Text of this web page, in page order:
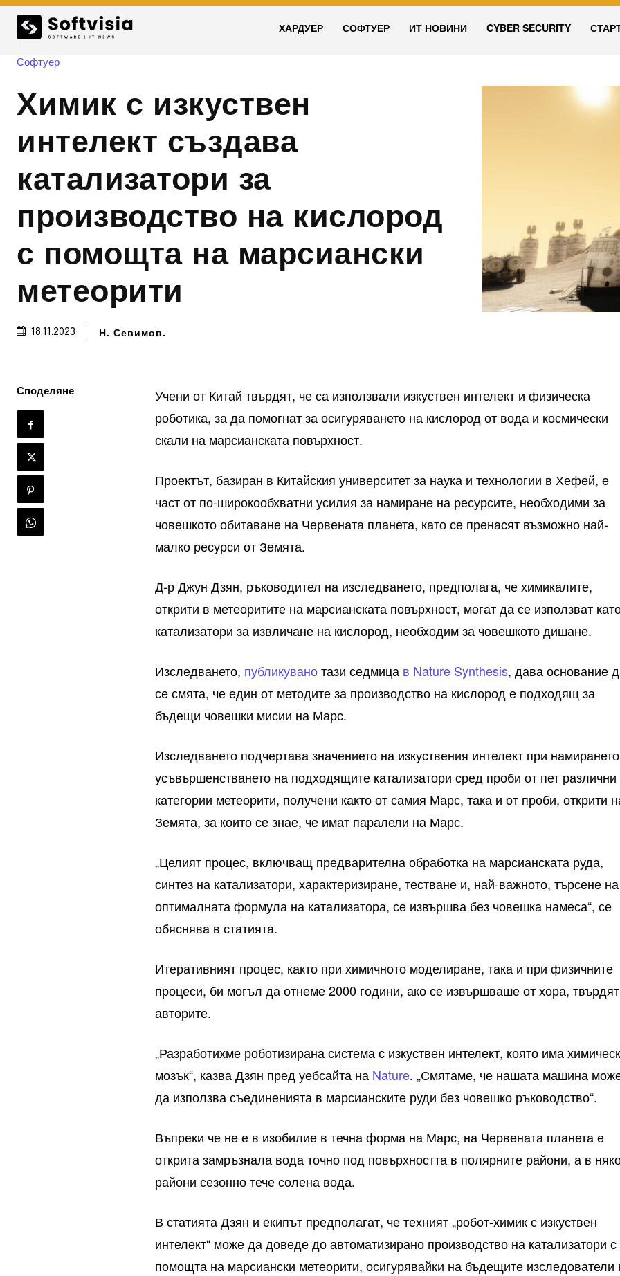
ХАРДУЕР СОФТУЕР ИТ НОВИНИ CYBER SECURITY
Софтуер
Химик с изкуствен
интелект създава
катализатори за
производство на кислород
с помощта на марсиански
метеорити
18.11.2023 Н. Севимов.
Споделяне
Учени от Китай твърдят, че са използвали изкуствен интелект и физическа
роботика, за да помогнат за осигуряването на кислород от вода и космически
скали на марсианската повърхност.
Проектът, базиран в Китайския университет за наука и технологии в Хефей, е
част от по-широкообхватни усилия за намиране на ресурсите, необходими за
човешкото обитаване на Червената планета, като се пренасят възможно най-
малко ресурси от Земята.
Д-р Джун Дзян, ръководител на изследването, предполага, че химикалите,
открити в метеоритите на марсианската повърхност, могат да се използват
катализатори за извличане на кислород, необходим за човешкото дишане.
Изследването, публикуванотази седмица в Nature Synthesis, дава основание
се смята, че един от методите за производство на кислород е подходящ за
бъдещи човешки мисии на Марс.
Изследването подчертава значението на изкуствения интелект при
усъвършенстването на подходящите катализатори сред проби от пет различни
категории метеорити, получени както от самия Марс, така и от проби, открити
Земята, за които се знае, че имат паралели на Марс.
„Целият процес, включващ предварителна обработка на марсианската руда,
синтез на катализатори, характеризиране, тестване и, най-важното, търсене на
оптималната формула на катализатора, се извършва без човешка намеса“, се
обяснява в статията.
Итеративният процес, както при химичното моделиране, така и при физичните
процеси, би могъл да отнеме 2000 години, ако се извършваше от хора, твърдят
авторите.
„Разработихме роботизирана система с изкуствен интелект, която има
мозък“, казва Дзян пред уебсайта на Nature. „Смятаме, че нашата машина
да използва съединенията в марсианските руди без човешко ръководство“.
Въпреки че не е в изобилие в течна форма на Марс, на Червената планета е
открита замръзнала вода точно под повърхността в полярните райони, а в
райони сезонно тече солена вода.
В статията Дзян и екипът предполагат, че техният „робот-химик с изкуствен
интелект“ може да доведе до автоматизирано производство на катализатори с
помощта на марсиански метеорити, осигурявайки на бъдещите изследователи